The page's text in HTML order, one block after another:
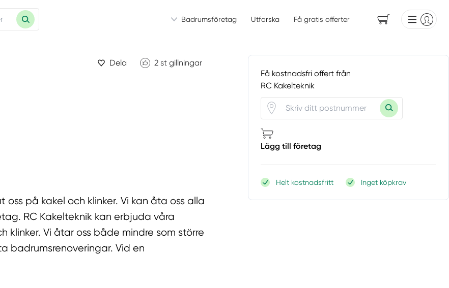
Badrumsföretag Utforska Få gratis offerter
Dela 2 st gillningar
på kakel och klinker. Vi kan åta oss alla
RC Kakelteknik kan erbjuda våra
klinker. Vi åtar oss både mindre som större
badrumsrenoveringar. Vid en
Få kostnadsfri offert från
RC Kakelteknik
Lägg till företag
Helt kostnadsfritt Inget köpkrav